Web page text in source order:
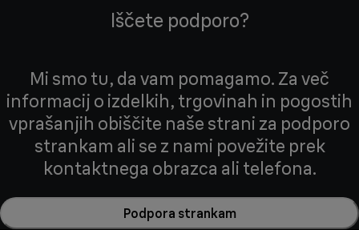
Iščete podporo?
Mi smo tu, da vam pomagamo. Za več
informacij o izdelkih, trgovinah in pogostih
vprašanjih obiščite naše strani za podporo
strankam ali se z nami povežite prek
kontaktnega obrazca ali telefona.
Podpora strankam